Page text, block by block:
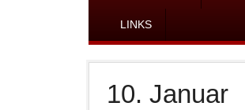
LINKS
10. Januar